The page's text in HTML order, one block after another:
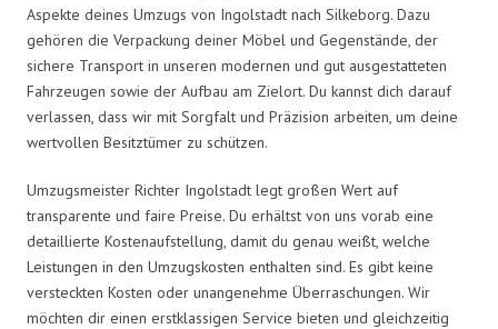
Aspekte deines Umzugs von Ingolstadt nach Silkeborg. Dazu
gehören die Verpackung deiner Möbel und Gegenstände, der
sichere Transport in unseren modernen und gut ausgestatteten
Fahrzeugen sowie der Aufbau am Zielort. Du kannst dich darauf
verlassen, dass wir mit Sorgfalt und Präzision arbeiten, um deine
wertvollen Besitztümer zu schützen.
Umzugsmeister Richter Ingolstadt legt großen Wert auf
transparente und faire Preise. Du erhältst von uns vorab eine
detaillierte Kostenaufstellung, damit du genau weißt, welche
Leistungen in den Umzugskosten enthalten sind. Es gibt keine
versteckten Kosten oder unangenehme Überraschungen. Wir
möchten dir einen erstklassigen Service bieten und gleichzeitig